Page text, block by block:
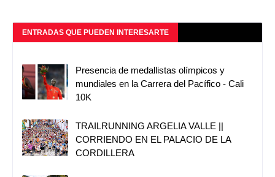
ENTRADAS QUE PUEDEN INTERESARTE
Presencia de medallistas olímpicos y
mundiales en la Carrera del Pacífico - Cali
10K
TRAILRUNNING ARGELIA VALLE ||
CORRIENDO EN EL PALACIO DE LA
CORDILLERA